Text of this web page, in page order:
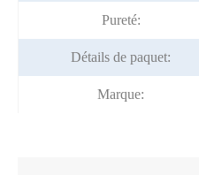
Pureté:
Détails de paquet:
Marque: